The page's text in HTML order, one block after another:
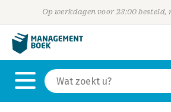
Op werkdagen voor 23:00 besteld,